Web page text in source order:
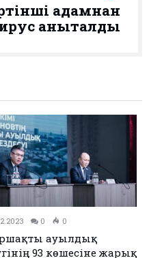
адамнан
анықталды
0
мәслихаттың 12-
өтті